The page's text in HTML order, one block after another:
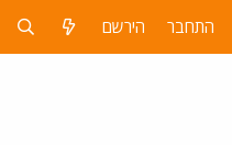
התחבר הירשם